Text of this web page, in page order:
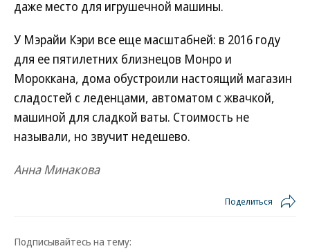
даже место для игрушечной машины.
У Мэрайи Кэри все еще масштабней: в 2016 году
для ее пятилетних близнецов Монро и
Мороккана, дома обустроили настоящий магазин
сладостей с леденцами, автоматом с жвачкой,
машиной для сладкой ваты. Стоимость не
называли, но звучит недешево.
Анна Минакова
Поделиться
Подписывайтесь на тему: